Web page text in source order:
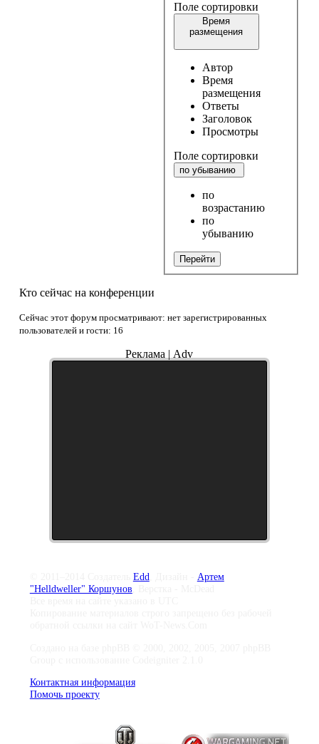
Поле сортировки
Время
размещения
Автор
Время
размещения
Ответы
Заголовок
Просмотры
Поле сортировки
по убыванию
по
возрастанию
по
убыванию
Перейти
Кто сейчас на конференции
Сейчас этот форум просматривают: нет зарегистрированных
пользователей и гости: 16
Реклама | Adv
Edd, Дизайн - Артем
"Helldweller" Коршунов
Контактная информация
Помочь проекту